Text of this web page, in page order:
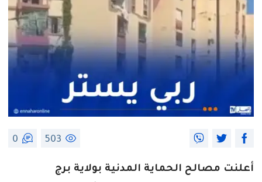
503
0
أعلنت مصالح الحماية المدنية بولاية برج